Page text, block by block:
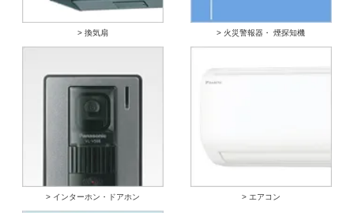
> 換気扇 > 火災警報器・ 煙探知機
> インターホン・ドアホン > エアコン